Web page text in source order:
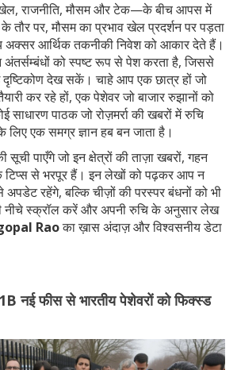
राजनीति, मौसम और टेक—के बीच आपस में
तौर पर, मौसम का प्रभाव खेल प्रदर्शन पर पड़ता
अक्सर आर्थिक तकनीकी निवेश को आकार देते हैं।
अंतर्सम्बंधों को स्पष्ट रूप से पेश करता है, जिससे
देख सकें। चाहे आप एक छात्र हों जो
कर रहे हों, एक पेशेवर जो बाजार रुझानों को
साधारण पाठक जो रोज़मर्रा की खबरों में रुचि
एक समग्र ज्ञान हब बन जाता है।
पाएँगे जो इन क्षेत्रों की ताज़ा खबरों, गहन
टिप्स से भरपूर हैं। इन लेखों को पढ़कर आप न
रहेंगे, बल्कि चीज़ों की परस्पर बंधनों को भी
नीचे स्क्रॉल करें और अपनी रुचि के अनुसार लेख
Raoका ख़ास अंदाज़ और विश्वसनीय डेटा
नई फीस से भारतीय पेशेवरों को फिक्स्ड